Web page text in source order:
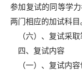
参加复试的同等学
两门相应的加试科目
（六）、复试采取
四、复试内容
（一）、复试内容